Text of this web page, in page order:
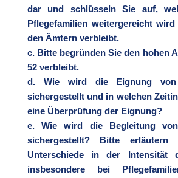
dar und schlüsseln Sie auf,
Pflegefamilien weitergereicht
den Ämtern verbleibt.
c. Bitte begründen Sie den hohen
52 verbleibt.
d. Wie wird die Eignung von
sichergestellt und in welchen
eine Überprüfung der Eignung?
e. Wie wird die Begleitung von
sichergestellt? Bitte
Unterschiede in der Intensität
insbesondere bei